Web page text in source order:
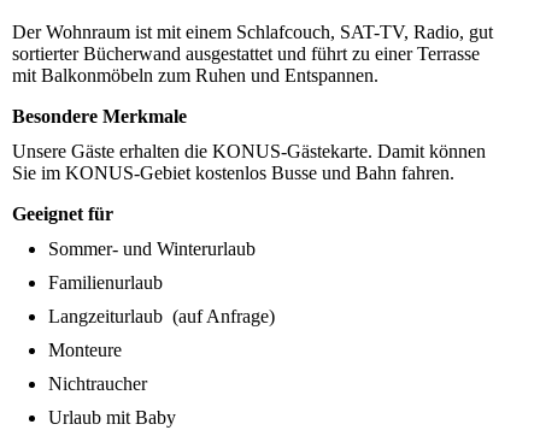
Der Wohnraum ist mit einem Schlafcouch, SAT-TV, Radio, gut
sortierter Bücherwand ausgestattet und führt zu einer Terrasse
mit Balkonmöbeln zum Ruhen und Entspannen.
Besondere Merkmale
Unsere Gäste erhalten die KONUS-Gästekarte. Damit können
Sie im KONUS-Gebiet kostenlos Busse und Bahn fahren.
Geeignet für
Sommer- und Winterurlaub
Familienurlaub
Langzeiturlaub (auf Anfrage)
Monteure
Nichtraucher
Urlaub mit Baby